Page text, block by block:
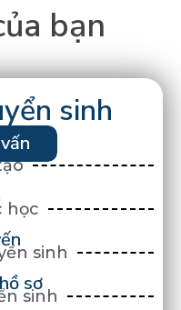
bạn
sinh
học
sinh
sơ
sinh